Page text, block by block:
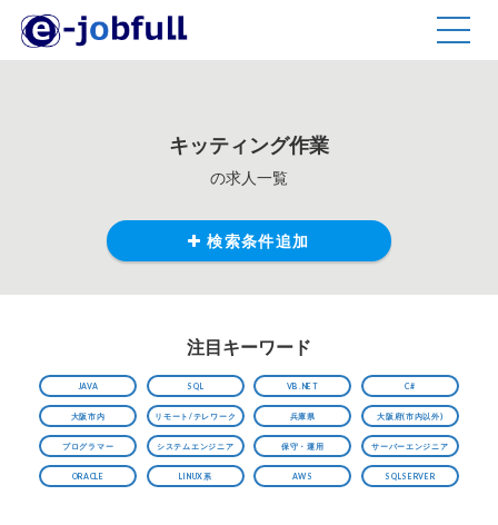
キッティング作業
の求人一覧
検索条件追加
注目キーワード
JAVA SQL VB.NET C#
大阪市内 リモート/テレワーク 兵庫県 大阪府(市内以外)
プログラマー システムエンジニア 保守・運用 サーバーエンジニア
ORACLE LINUX系 AWS SQLSERVER